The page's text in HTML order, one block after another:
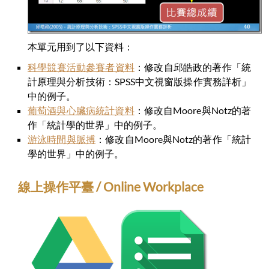
本單元用到了以下資料：
科學競賽活動參賽者資料 ：修改自邱皓政的著作「統
計原理與分析技術：SPSS中文視窗版操作實務詳析」
中的例子。
葡萄酒與心臟病統計資料：修改自Moore與Notz的著
作「統計學的世界」中的例子。
游泳時間與脈搏 ：修改自Moore與Notz的著作「統計
學的世界」中的例子。
線上操作平臺 / Online Workplace